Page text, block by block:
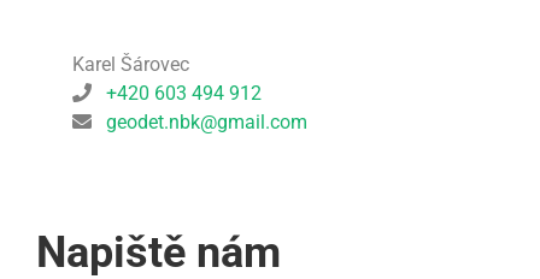
Karel Šárovec
+420 603 494 912
geodet.nbk@gmail.com
Napiště nám